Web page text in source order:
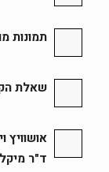
תמונות
שאלת
אושוויץ
ד"ר